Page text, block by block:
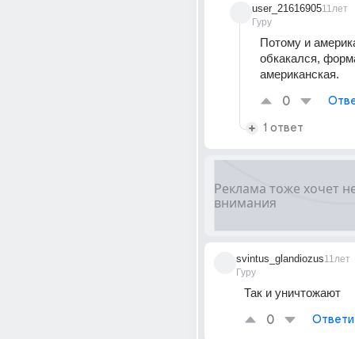
user_21616905
Гуру
11лет
Потому и
обкакался,
американская.
0
1 ответ
svintus_glandiozus
Гуру
11лет
Так и уничтожают
0